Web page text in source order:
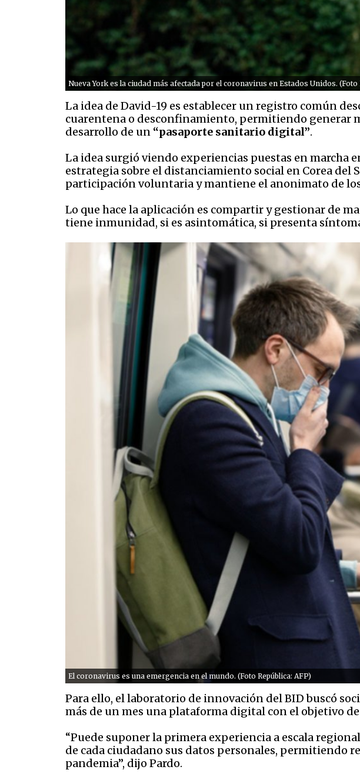
Nueva York es la ciudad más afectada por el coronavirus en Estados Unidos. (Foto
La idea de David-19 es establecer un registro común
cuarentena o desconfinamiento, permitiendo generar
desarrollo de un “pasaporte sanitario digital”.
La idea surgió viendo experiencias puestas en marcha
estrategia sobre el distanciamiento social en Corea del
participación voluntaria y mantiene el anonimato de
Lo que hace la aplicación es compartir y gestionar de
tiene inmunidad, si es asintomática, si presenta
El coronavirus es una emergencia en el mundo. (Foto República: AFP)
Para ello, el laboratorio de innovación del BID buscó
más de un mes una plataforma digital con el objetivo de
“Puede suponer la primera experiencia a escala
de cada ciudadano sus datos personales, permitiendo
pandemia”, dijo Pardo.